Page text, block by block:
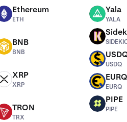
ETH Ethereum
ETH
BNB BNB
BNB
XRP XRP
XRP
TRX TRON
TRX
YALA Yala
YALA
SIDEKICK
USDQ
USDQ
EURQ EURQ
EURQ
PIPE PIPE
PIPE